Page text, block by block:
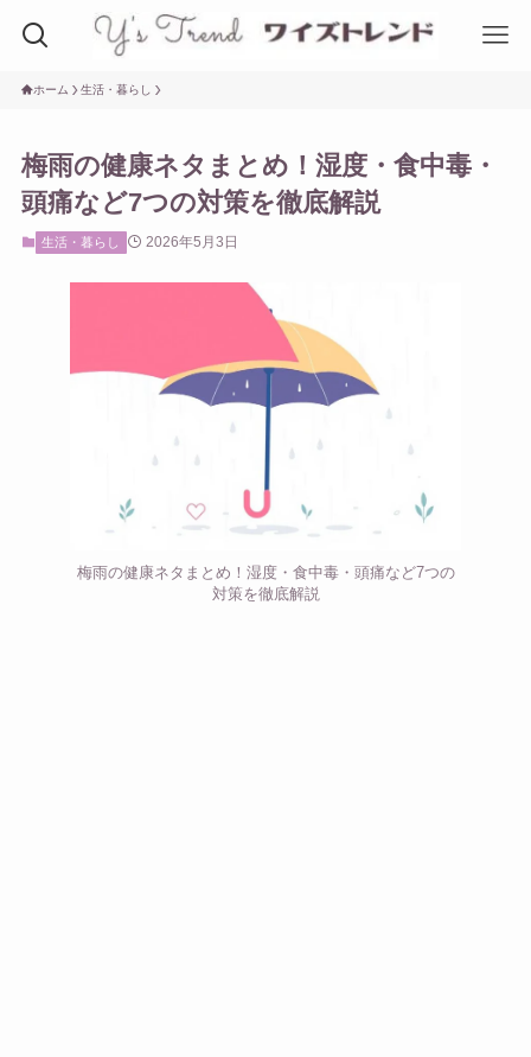
ホーム 生活・暮らし
梅雨の健康ネタまとめ！湿度・食中毒・
頭痛など7つの対策を徹底解説
生活・暮らし 2026年5月3日
梅雨の健康ネタまとめ！湿度・食中毒・頭痛など7つの
対策を徹底解説